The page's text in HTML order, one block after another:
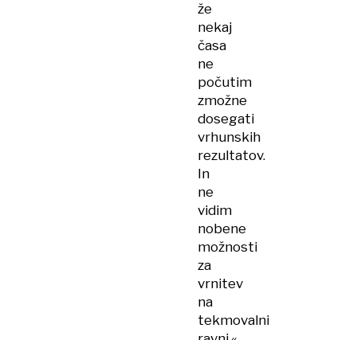
že
nekaj
časa
ne
počutim
zmožne
dosegati
vrhunskih
rezultatov.
In
ne
vidim
nobene
možnosti
za
vrnitev
na
tekmovalni